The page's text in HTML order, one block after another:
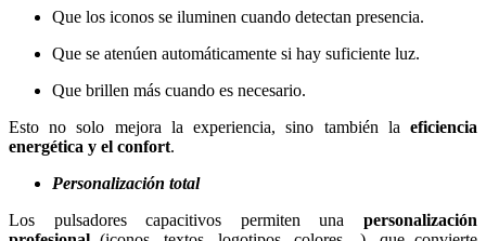
Que los iconos se iluminen cuando detectan presencia.
Que se atenúen automáticamente si hay suficiente luz.
Que brillen más cuando es necesario.
Esto no solo mejora la experiencia, sino también la eficiencia
energética y el confort.
Personalización total
Los pulsadores capacitivos permiten una personalización